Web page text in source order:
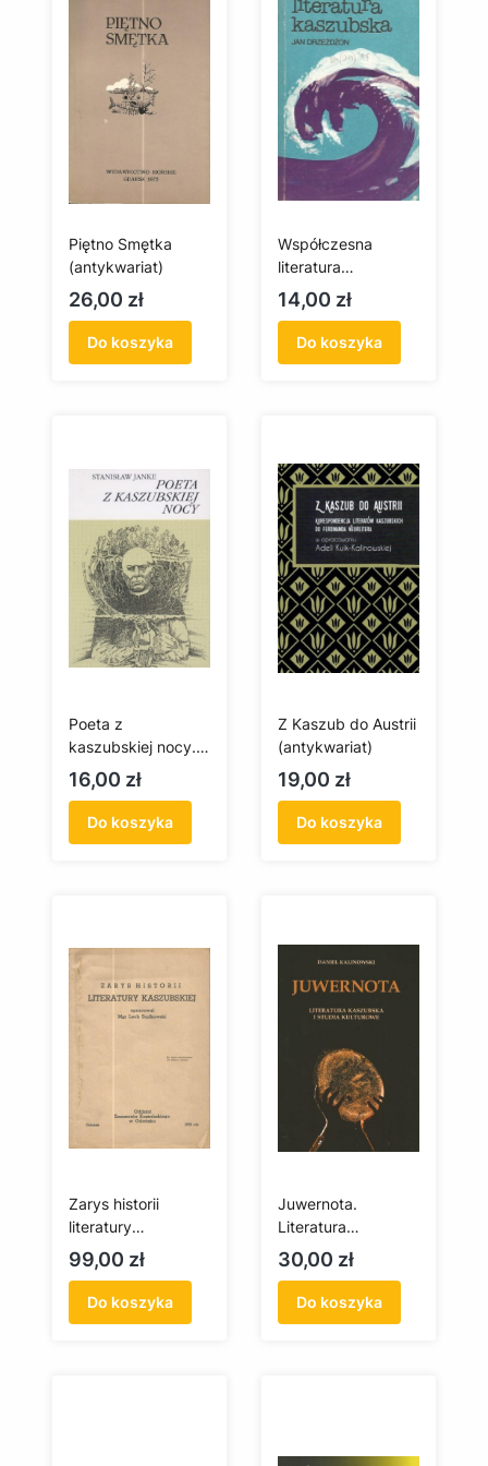
Piętno Smętka
(antykwariat)
Cena
26,00 zł
Do koszyka
Współczesna
literatura
kaszubska
(antykwariat)
Cena
14,00 zł
Do koszyka
Poeta z
kaszubskiej nocy.
Życie i twórczość
ks dr Leona
Heykego
(antykwariat)
Cena
16,00 zł
Do koszyka
Z Kaszub do Austrii
(antykwariat)
Cena
19,00 zł
Do koszyka
Zarys historii
literatury
kaszubskiej
(antykwariat)
Cena
99,00 zł
Do koszyka
Juwernota.
Literatura
kaszubska i studia
kulturowe
(antykwariat)
Cena
30,00 zł
Do koszyka